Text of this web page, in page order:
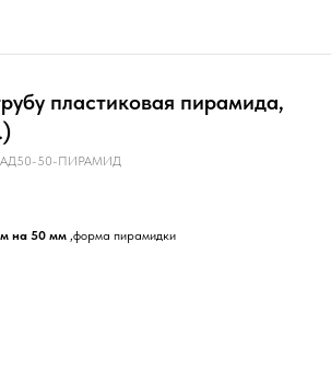
пластиковая пирамида,
50-ПИРАМИД
на 50 мм ,форма пирамидки